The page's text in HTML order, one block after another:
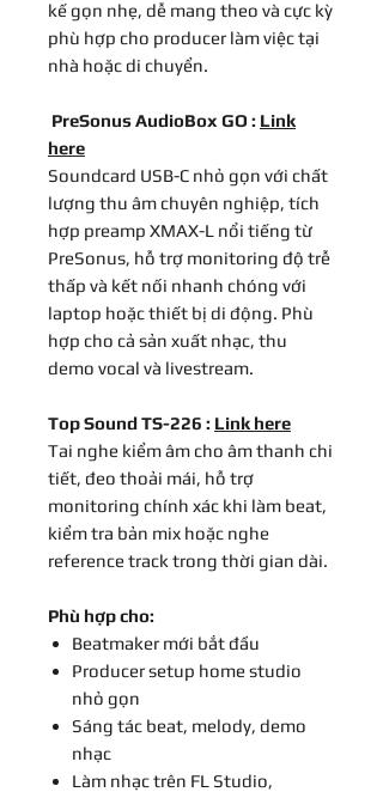
kế gọn nhẹ, dễ mang theo và cực kỳ
phù hợp cho producer làm việc tại
nhà hoặc di chuyển.
PreSonus AudioBox GO : Link
here
Soundcard USB-C nhỏ gọn với chất
lượng thu âm chuyên nghiệp, tích
hợp preamp XMAX-L nổi tiếng từ
PreSonus, hỗ trợ monitoring độ trễ
thấp và kết nối nhanh chóng với
laptop hoặc thiết bị di động. Phù
hợp cho cả sản xuất nhạc, thu
demo vocal và livestream.
Top Sound TS-226 : Link here
Tai nghe kiểm âm cho âm thanh chi
tiết, đeo thoải mái, hỗ trợ
monitoring chính xác khi làm beat,
kiểm tra bản mix hoặc nghe
reference track trong thời gian dài.
Phù hợp cho:
Beatmaker mới bắt đầu
Producer setup home studio
nhỏ gọn
Sáng tác beat, melody, demo
nhạc
Làm nhạc trên FL Studio,